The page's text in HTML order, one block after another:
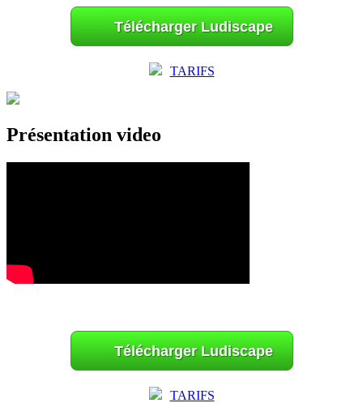
Télécharger Ludiscape
TARIFS
Présentation video
Télécharger Ludiscape
TARIFS